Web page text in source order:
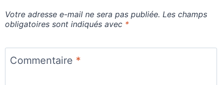
Votre adresse e-mail ne sera pas publiée. Les champs
obligatoires sont indiqués avec *
Commentaire *